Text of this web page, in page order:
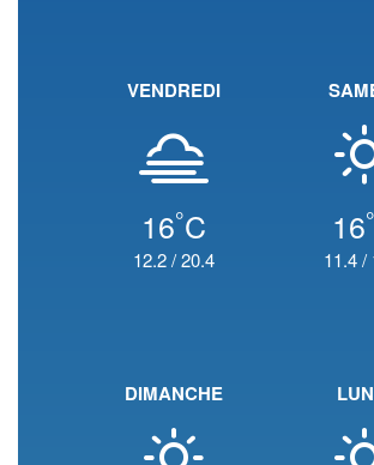
VENDREDI
16°C
12.2/20.4
16°
11.4/
DIMANCHE